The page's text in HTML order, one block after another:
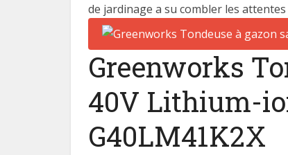
de jardinage a su combler les
Greenworks
40V Lithium-
G40LM41K2X